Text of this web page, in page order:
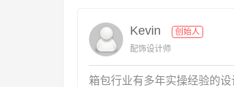
Kevin
创始人
配饰设计师
箱包行业有多年实操经验的设